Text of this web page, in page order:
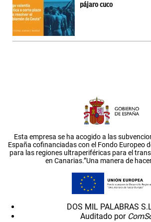
pájaro cuco
Esta empresa se ha acogido a las
España cofinanciadas con el Fondo Europeo
para las regiones ultraperiféricas para el
en Canarias.”Una manera de
DOS MIL PALABRAS
Auditado por